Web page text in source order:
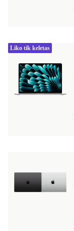
Liko tik keletas